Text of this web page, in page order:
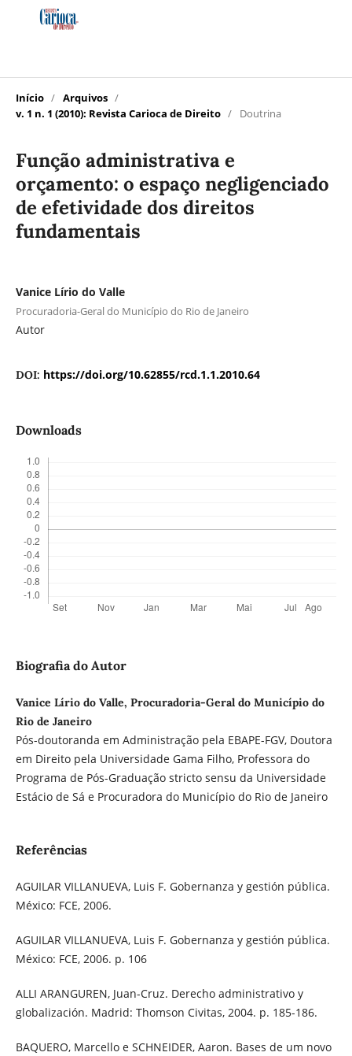
Início / Arquivos /
v. 1 n. 1 (2010): Revista Carioca de Direito / Doutrina
Função administrativa e
orçamento: o espaço negligenciado
de efetividade dos direitos
fundamentais
Vanice Lírio do Valle
Procuradoria-Geral do Município do Rio de Janeiro
Autor
DOI: https://doi.org/10.62855/rcd.1.1.2010.64
Downloads
Biografia do Autor
Vanice Lírio do Valle, Procuradoria-Geral do Município do
Rio de Janeiro
Pós-doutoranda em Administração pela EBAPE-FGV, Doutora
em Direito pela Universidade Gama Filho, Professora do
Programa de Pós-Graduação stricto sensu da Universidade
Estácio de Sá e Procuradora do Município do Rio de Janeiro
Referências
AGUILAR VILLANUEVA, Luis F. Gobernanza y gestión pública.
México: FCE, 2006.
AGUILAR VILLANUEVA, Luis F. Gobernanza y gestión pública.
México: FCE, 2006. p. 106
ALLI ARANGUREN, Juan-Cruz. Derecho administrativo y
globalización. Madrid: Thomson Civitas, 2004. p. 185-186.
BAQUERO, Marcello e SCHNEIDER, Aaron. Bases de um novo